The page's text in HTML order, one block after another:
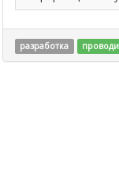
разработка